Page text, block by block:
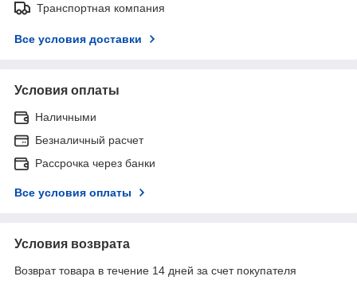
Транспортная компания
Все условия доставки
Условия оплаты
Наличными
Безналичный расчет
Рассрочка через банки
Все условия оплаты
Условия возврата
Возврат товара в течение 14 дней за счет покупателя